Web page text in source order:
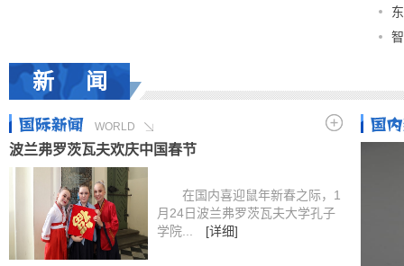
新 闻
WORLD
波兰弗罗茨瓦夫欢庆中国春节
在国内喜迎鼠年新春之际，1
月24日波兰弗罗茨瓦夫大学孔子
学院...
[详细]